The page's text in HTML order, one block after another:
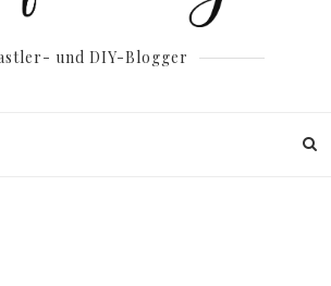
und DIY-Blogger